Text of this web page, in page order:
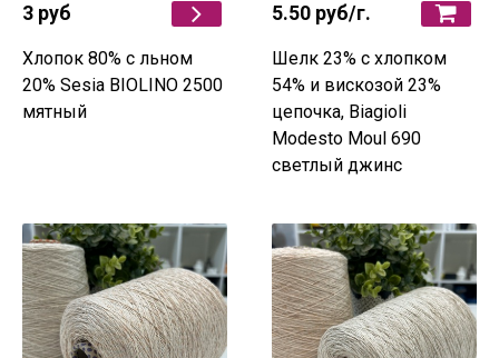
3 руб
Хлопок 80% с льном
20% Sesia BIOLINO 2500
мятный
5.50 руб/г.
Шелк 23% с хлопком
54% и вискозой 23%
цепочка, Biagioli
Мodesto Moul 690
светлый джинс